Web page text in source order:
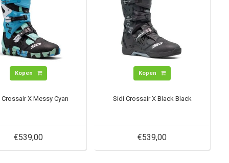
Kopen
X Messy Cyan
€539,00
Kopen
Sidi Crossair X Black Black
€539,00